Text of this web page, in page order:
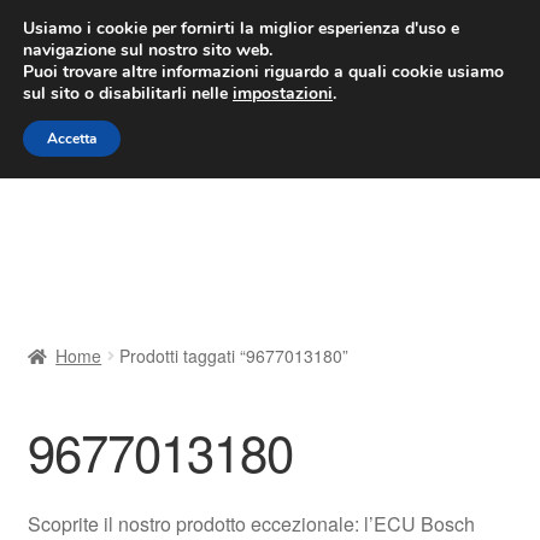
CONSEGNA da 7 EUR
Lun-Ven 9:00 - 16:00/800 580 290
Vai
alla
navigazione
Vai
al
contenuto
Contatto
Il mio account
Home Prodotti taggati “9677013180”
9677013180
Scoprite il nostro prodotto eccezionale: l’ECU Bosch
Usiamo i cookie per fornirti la miglior esperienza d'uso e
navigazione sul nostro sito web.
Puoi trovare altre informazioni riguardo a quali cookie usiamo
sul sito o disabilitarli nelle impostazioni.
Accetta